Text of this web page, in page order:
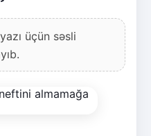
üçün səsli